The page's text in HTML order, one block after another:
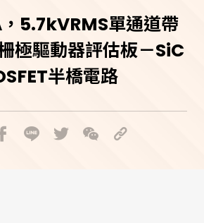
5.7kVRMS單通道帶
極驅動器評估板－SiC
半橋電路